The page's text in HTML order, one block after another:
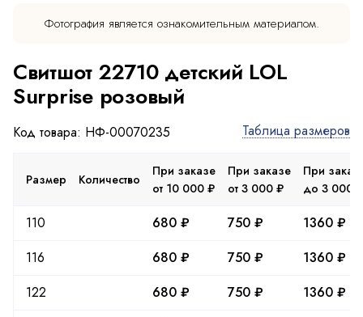
Фотография является ознакомительным материалом.
Свитшот 22710 детский LOL
Surprise розовый
Код товара: НФ-00070235 Таблица размеров
Размер Количество
При заказе
от 10 000 ₽
При заказе
от 3 000 ₽
При
до 3 000 ₽
110 680 ₽ 750 ₽
1360 ₽
116
680 ₽ 750 ₽
1360 ₽
122
680 ₽ 750 ₽
1360 ₽